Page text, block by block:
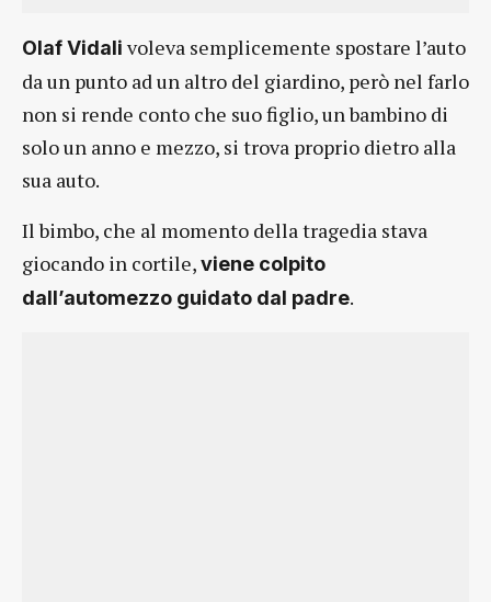
Olaf Vidali voleva semplicemente spostare l’auto
da un punto ad un altro del giardino, però nel farlo
non si rende conto che suo figlio, un bambino di
solo un anno e mezzo, si trova proprio dietro alla
sua auto.
Il bimbo, che al momento della tragedia stava
giocando in cortile,viene colpito
dall’automezzo guidato dal padre.